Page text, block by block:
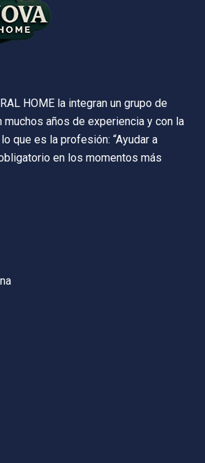
HOME la integran un grupo de
años de experiencia y con la
que es la profesión: “Ayudar a
en los momentos más